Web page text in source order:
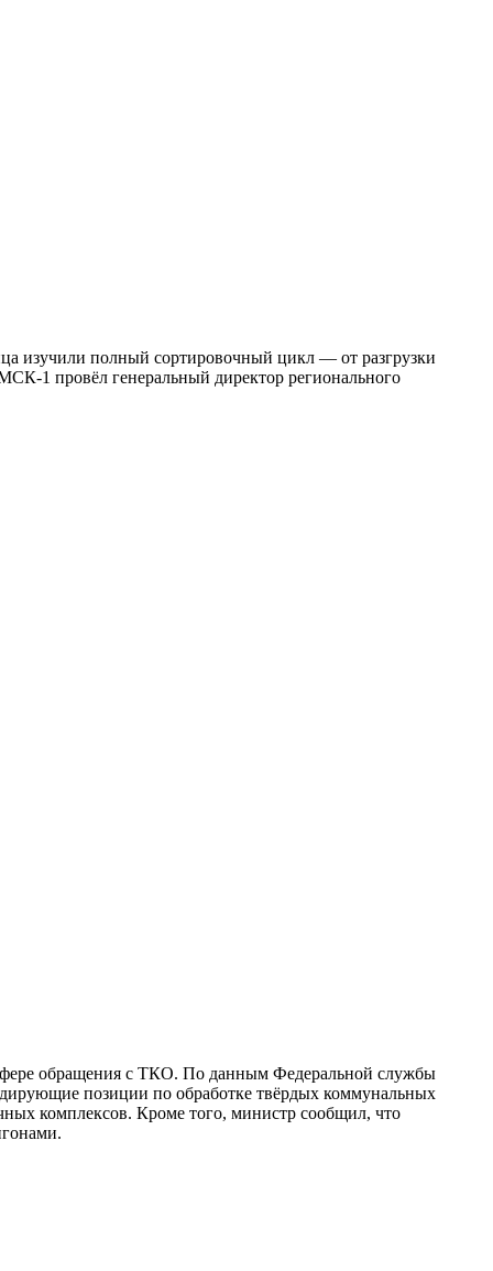
изучили полный сортировочный цикл — от разгрузки
провёл генеральный директор регионального
обращения с ТКО. По данным Федеральной службы
позиции по обработке твёрдых коммунальных
комплексов. Кроме того, министр сообщил, что